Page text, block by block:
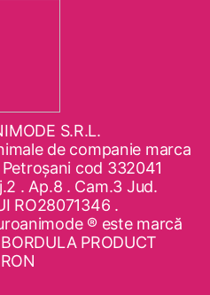
S.R.L.
de companie marca
Petroşani cod 332041
. Ap.8 . Cam.3 Jud.
RO28071346 .
® este marcă
PRODUCT